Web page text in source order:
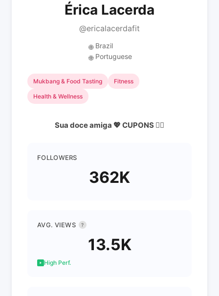
Érica Lacerda
@ericalacerdafit
🌐 Brazil
🌐 Portuguese
Mukbang & Food Tasting Fitness
Health & Wellness
Sua doce amiga 💖 CUPONS 👇🏼
FOLLOWERS
362K
AVG. VIEWS ?
13.5K
High Perf.